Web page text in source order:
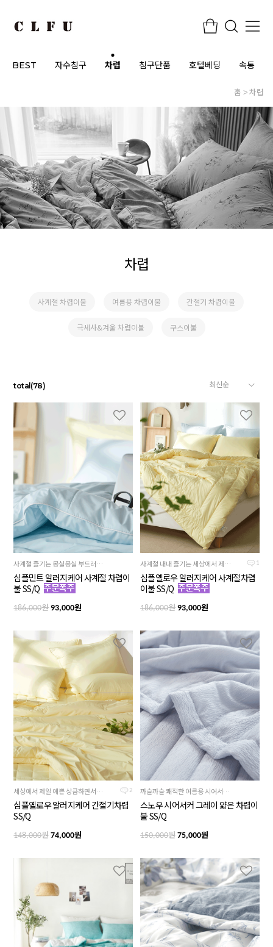
BEST 자수침구 차렵 침구단품 호텔베딩 속통
홈 차렵
차렵
사계절 차렵이불 여름용 차렵이불 간절기 차렵이불
극세사&겨울 차렵이불 구스이불
total (78)
사계절 즐기는 몽실몽실 부드러운 컬러감과 기분까지 상쾌해지는 하늘빛
심플민트 알러지케어 사계절 차렵이
불 SS/Q
186,000원93,000원
1
사계절 내내 즐기는 세상에서 제일 예쁜 상큼하면서도 부드러운 노란색
심플옐로우 알러지케어 사계절차렵
이불 SS/Q
186,000원 93,000원
2
세상에서 제일 예쁜 상큼하면서도 부드러운 노란색
심플옐로우 알러지케어 간절기차렵
SS/Q
148,000원74,000원
까슬까슬 쾌적한 여름용 시어서커원단, 차분하고 시크한 그레이컬러
스노우 시어서커 그레이 얇은 차렵이
불 SS/Q
150,000원 75,000원